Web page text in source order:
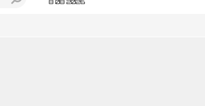
8 08 2026